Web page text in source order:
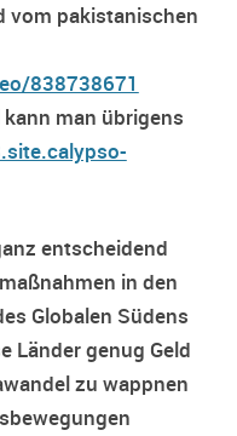
vom pakistanischen
838738671
man übrigens
entscheidend
in den
Globalen Südens
Länder genug Geld
zu wappnen